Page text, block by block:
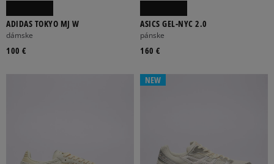
ADIDAS TOKYO MJ W
dámske
100 €
ASICS GEL-NYC 2.0
pánske
160 €
NEW